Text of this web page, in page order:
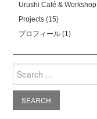
Urushi Café & Workshop
Projects (15)
プロフィール (1)
for: